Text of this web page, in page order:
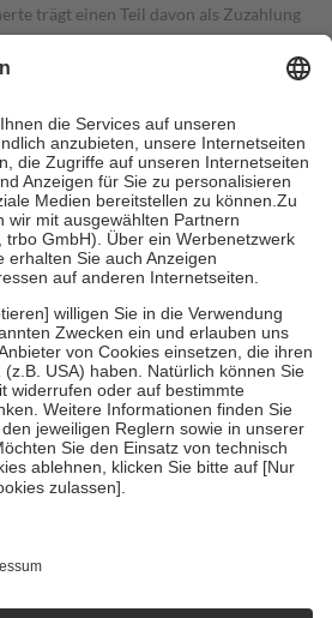
trägt einen Teil davon als Zuzahlung
Zuzahlungen in Höhe von zehn
sind jedoch nie mehr als die tatsächlichen
auch für Online-Apotheken.
Krankenpflege beträgt die
Kosten sowie zehn Euro je
für ihre eigene Gesundheit zu
Stellung der Familie zu unterstützen,
an bei:
bis zum vollendeten 18. Lebensjahr
und Früherkennung, die von der
dass es sich um echte Bewertungen
hc/de/articles/4419944605341